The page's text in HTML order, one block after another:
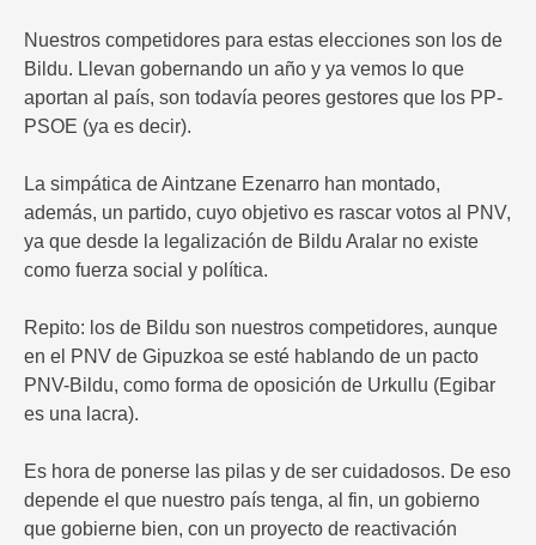
Nuestros competidores para estas elecciones son los de
Bildu. Llevan gobernando un año y ya vemos lo que
aportan al país, son todavía peores gestores que los PP-
PSOE (ya es decir).
La simpática de Aintzane Ezenarro han montado,
además, un partido, cuyo objetivo es rascar votos al PNV,
ya que desde la legalización de Bildu Aralar no existe
como fuerza social y política.
Repito: los de Bildu son nuestros competidores, aunque
en el PNV de Gipuzkoa se esté hablando de un pacto
PNV-Bildu, como forma de oposición de Urkullu (Egibar
es una lacra).
Es hora de ponerse las pilas y de ser cuidadosos. De eso
depende el que nuestro país tenga, al fin, un gobierno
que gobierne bien, con un proyecto de reactivación